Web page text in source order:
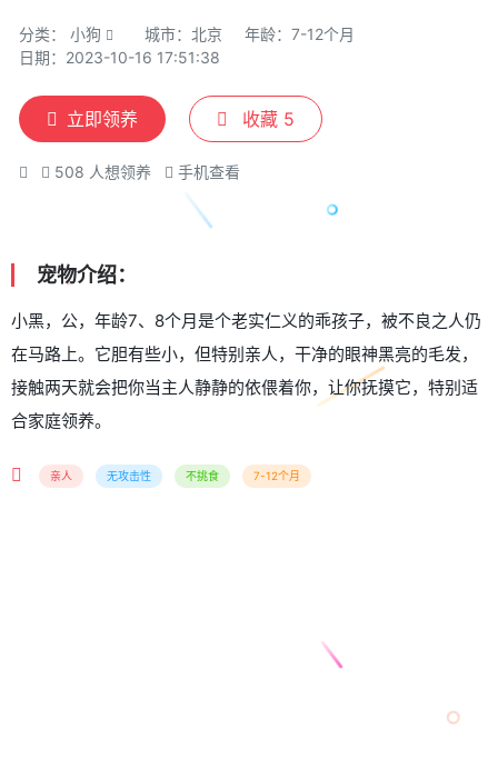
分类： 小狗 城市：北京
年龄：7-12个月
日期：2023-10-16 17:51:38
立即领养 收藏 5
508 人想领养 手机查看
宠物介绍：
小黑，公，年龄7、8个月是个老实仁义的乖孩子，被不良之人仍
在马路上。它胆有些小，但特别亲人，干净的眼神黑亮的毛发，
接触两天就会把你当主人静静的依偎着你，让你抚摸它，特别适
合家庭领养。
亲人 无攻击性 不挑食 7-12个月